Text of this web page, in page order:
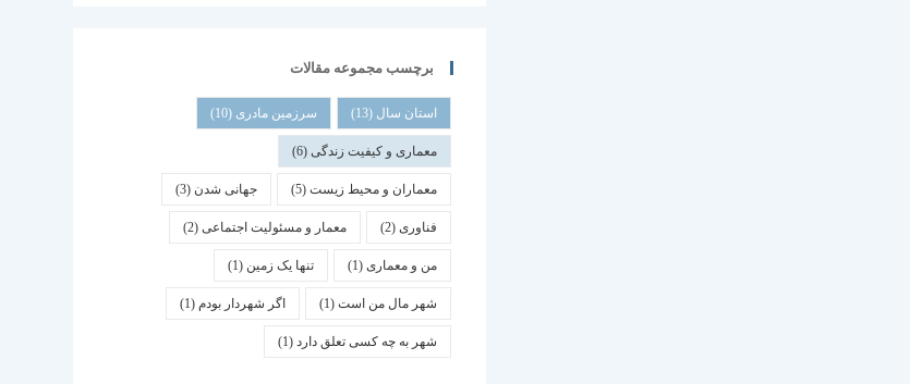
برچسب مجموعه مقالات
استان سال (13) سرزمین مادری (10)
معماری و کیفیت زندگی(6)
معماران و محیط زیست(5) جهانی شدن (3)
فناوری(2) معمار و مسئولیت اجتماعی(2)
من و معماری(1) تنها یک زمین (1)
شهر مال من است(1) اگر شهردار بودم (1)
شهر به چه کسی تعلق دارد(1)